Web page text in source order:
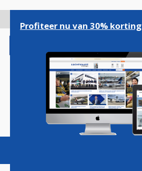
gaan
Magazine Podcasts
Profiteer nu van 30% korting